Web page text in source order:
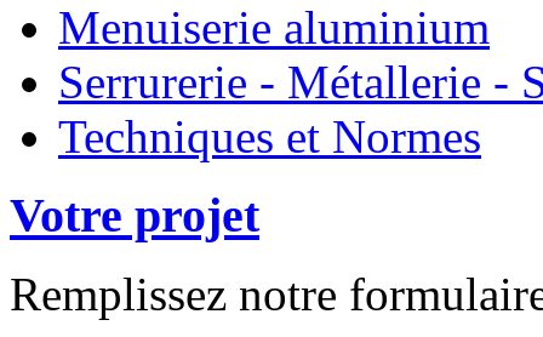
Menuiserie aluminium
Serrurerie - Métallerie -
Techniques et Normes
Votre projet
Remplissez notre